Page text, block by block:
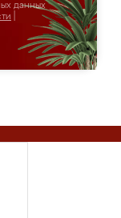
данных